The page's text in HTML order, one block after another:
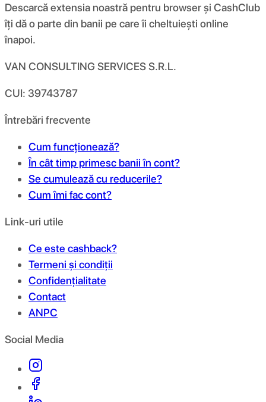
Descarcă extensia noastră pentru browser și CashClub
îți dă o parte din banii pe care îi cheltuiești online
înapoi.
VAN CONSULTING SERVICES S.R.L.
CUI: 39743787
Întrebări frecvente
Cum funcționează?
În cât timp primesc banii în cont?
Se cumulează cu reducerile?
Cum îmi fac cont?
Link-uri utile
Ce este cashback?
Termeni și condiții
Confidențialitate
Contact
ANPC
Social Media